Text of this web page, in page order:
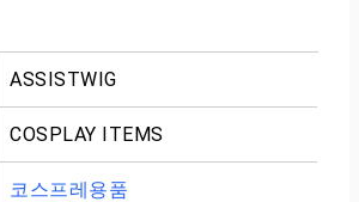
ASSISTWIG
COSPLAY ITEMS
코스프레용품